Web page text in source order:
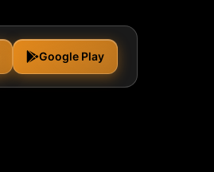
Google Play